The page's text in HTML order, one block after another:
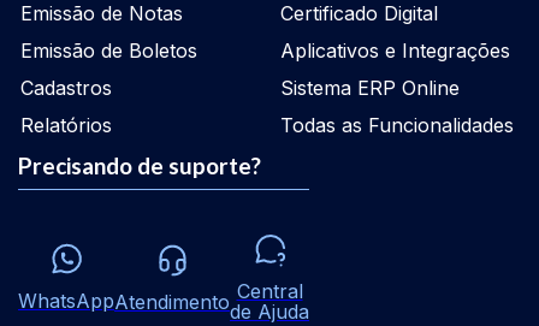
Emissão de Notas
Emissão de Boletos
Cadastros
Relatórios
Certificado Digital
Aplicativos e Integrações
Sistema ERP Online
Todas as Funcionalidades
Precisando de suporte?
WhatsAppAtendimento Central
de Ajuda